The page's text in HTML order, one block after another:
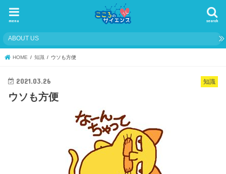
search
menu
ABOUT US
HOME 知識 ウソも方便
知識
2021.03.26
ウソも方便